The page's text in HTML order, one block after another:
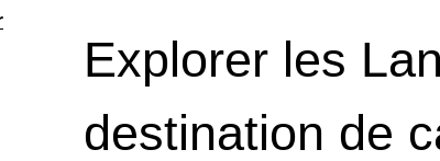
Explorer les
destination de